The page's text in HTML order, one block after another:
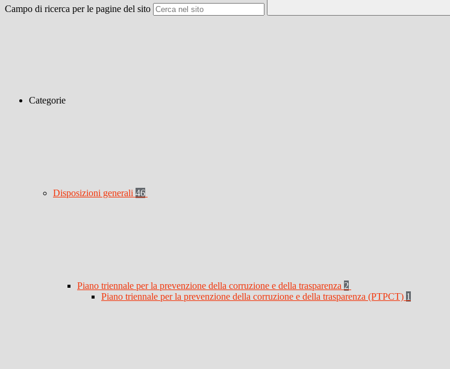
Campo di ricerca per le pagine del sito
Categorie
Disposizioni generali 46
Piano triennale per la prevenzione della corruzione e della trasparenza 2
Piano triennale per la prevenzione della corruzione e della trasparenza (PTPCT) 1